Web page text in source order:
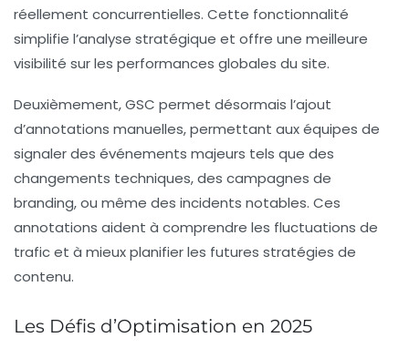
réellement concurrentielles. Cette fonctionnalité
simplifie l’analyse stratégique et offre une meilleure
visibilité sur les performances globales du site.
Deuxièmement, GSC permet désormais l’ajout
d’annotations manuelles, permettant aux équipes de
signaler des événements majeurs tels que des
changements techniques, des campagnes de
branding, ou même des incidents notables. Ces
annotations aident à comprendre les fluctuations de
trafic et à mieux planifier les futures stratégies de
contenu.
Les Défis d’Optimisation en 2025